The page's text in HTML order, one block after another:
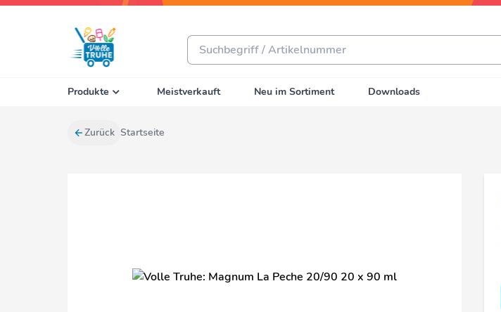
Produkte Meistverkauft Neu im Sortiment Downloads
Zurück Startseite